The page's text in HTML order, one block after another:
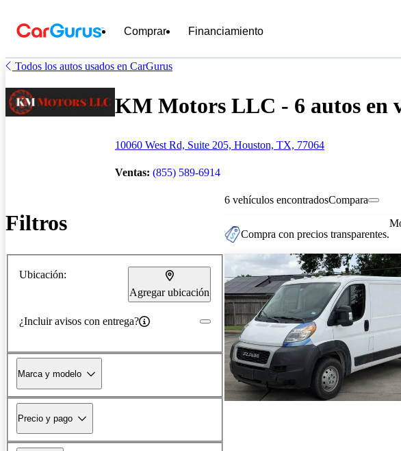
Comprar Financiamiento
Todos los autos usados en CarGurus
KM Motors LLC - 6 autos en
10060 West Rd, Suite 205, Houston, TX, 77064
Ventas: (855) 589-6914
Filtros
Ubicación:
Agregar ubicación
¿Incluir avisos con entrega?
Marca y modelo
Precio y pago
6 vehículos encontradosCompara
Compra con precios transparentes.